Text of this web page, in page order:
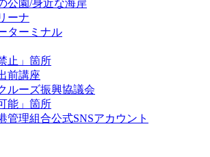
公園/身近な海岸
ーナ
ターミナル
止」箇所
前講座
ルーズ振興協議会
能」箇所
管理組合公式SNSアカウント